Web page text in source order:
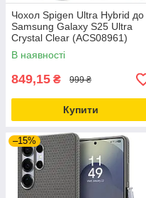
Чохол Spigen Ultra Hybrid до
Samsung Galaxy S25 Ultra
Crystal Clear (ACS08961)
В наявності
849,15 ₴ 999 ₴
Купити
–15%